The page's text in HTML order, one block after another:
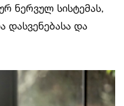
ნერვულ სისტემას,
დასვენებასა და